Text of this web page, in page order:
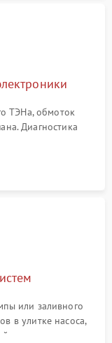
ТЭНа, обмоток
Диагностика
мутности,
управления.
или заливного
в улитке насоса,
ремонт платы